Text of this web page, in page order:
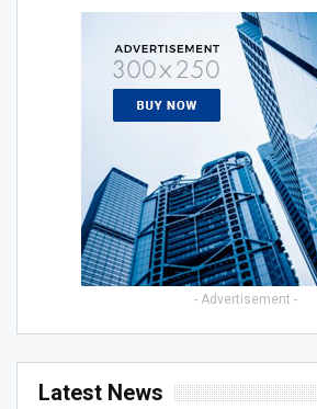
- Advertisement -
Latest News